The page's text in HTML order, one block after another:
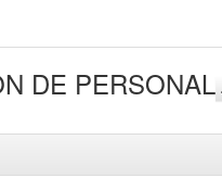
DE PERSONAL